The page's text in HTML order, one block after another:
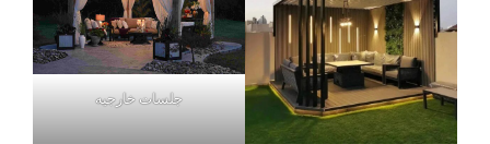
جلسات خارجيه